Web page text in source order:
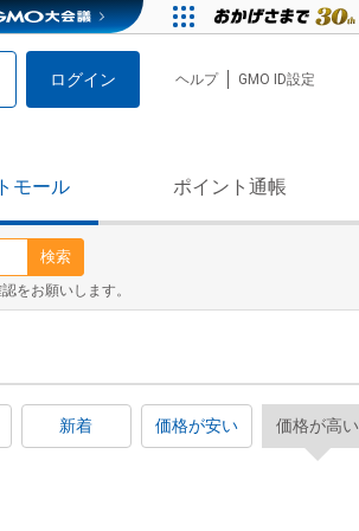
ログイン ヘルプ GMO ID設定
モール ポイント通帳
検索
をお願いします。
新着 価格が安い 価格が高い